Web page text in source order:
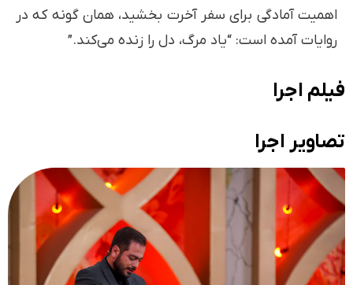
اهمیت آمادگی برای سفر آخرت بخشید، همان گونه که در
روایات آمده است: “یاد مرگ، دل را زنده می‌کند.”
فیلم اجرا
تصاویر اجرا